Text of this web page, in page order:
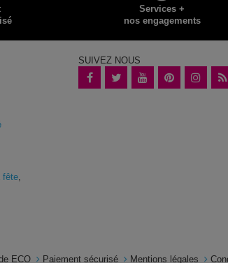
Services +
nos engagements
fête
SUIVEZ NOUS
ECO Paiement sécurisé Mentions légales